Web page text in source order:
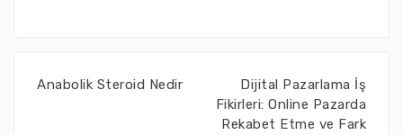
Anabolik Steroid Nedir
Dijital Pazarlama İş
Fikirleri: Online Pazarda
Rekabet Etme ve Fark